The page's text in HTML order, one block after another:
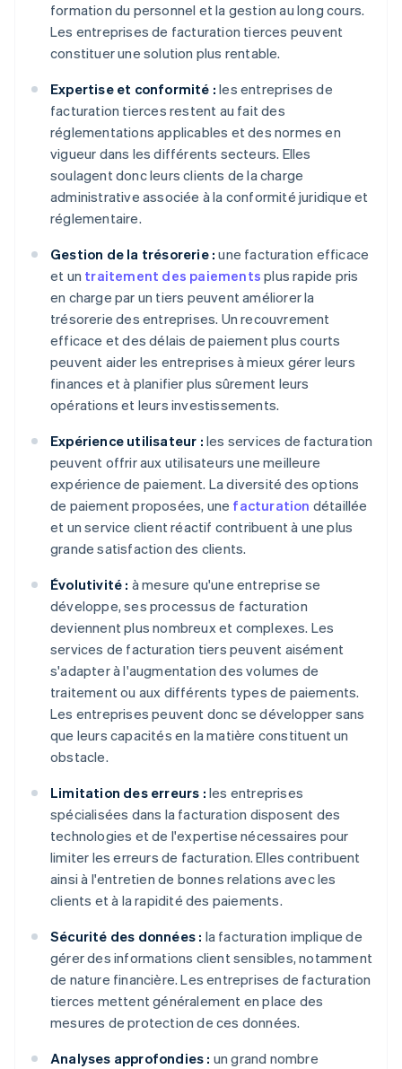
formation du personnel et la gestion au long cours.
Les entreprises de facturation tierces peuvent
constituer une solution plus rentable.
Expertise et conformité : les entreprises de
facturation tierces restent au fait des
réglementations applicables et des normes en
vigueur dans les différents secteurs. Elles
soulagent donc leurs clients de la charge
administrative associée à la conformité juridique et
réglementaire.
Gestion de la trésorerie : une facturation efficace
et un traitement des paiements plus rapide pris
en charge par un tiers peuvent améliorer la
trésorerie des entreprises. Un recouvrement
efficace et des délais de paiement plus courts
peuvent aider les entreprises à mieux gérer leurs
finances et à planifier plus sûrement leurs
opérations et leurs investissements.
Expérience utilisateur : les services de facturation
peuvent offrir aux utilisateurs une meilleure
expérience de paiement. La diversité des options
de paiement proposées, une facturation détaillée
et un service client réactif contribuent à une plus
grande satisfaction des clients.
Évolutivité : à mesure qu'une entreprise se
développe, ses processus de facturation
deviennent plus nombreux et complexes. Les
services de facturation tiers peuvent aisément
s'adapter à l'augmentation des volumes de
traitement ou aux différents types de paiements.
Les entreprises peuvent donc se développer sans
que leurs capacités en la matière constituent un
obstacle.
Limitation des erreurs : les entreprises
spécialisées dans la facturation disposent des
technologies et de l'expertise nécessaires pour
limiter les erreurs de facturation. Elles contribuent
ainsi à l'entretien de bonnes relations avec les
clients et à la rapidité des paiements.
Sécurité des données : la facturation implique de
gérer des informations client sensibles, notamment
de nature financière. Les entreprises de facturation
tierces mettent généralement en place des
mesures de protection de ces données.
Analyses approfondies : un grand nombre